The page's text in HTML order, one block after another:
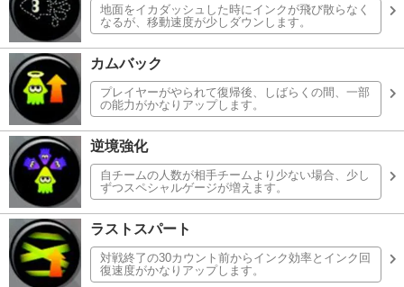
地面をイカダッシュした時にインクが飛び散らなく
なるが、移動速度が少しダウンします。
カムバック
プレイヤーがやられて復帰後、しばらくの間、一部
の能力がかなりアップします。
逆境強化
自チームの人数が相手チームより少ない場合、少し
ずつスペシャルゲージが増えます。
ラストスパート
対戦終了の30カウント前からインク効率とインク回
復速度がかなりアップします。